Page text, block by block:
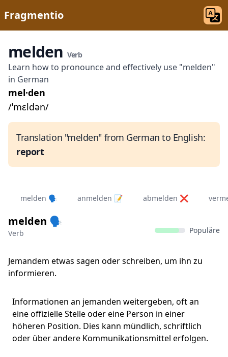
Fragmentio
melden Verb
Learn how to pronounce and effectively use "melden"
in German
mel·den
/ˈmɛldən/
Translation "melden" from German to English:
report
melden 🗣️ anmelden 📝 abmelden ❌
melden 🗣️
Verb Populäre
Jemandem etwas sagen oder schreiben, um ihn zu
informieren.
Informationen an jemanden weitergeben, oft an
eine offizielle Stelle oder eine Person in einer
höheren Position. Dies kann mündlich, schriftlich
oder über andere Kommunikationsmittel erfolgen.